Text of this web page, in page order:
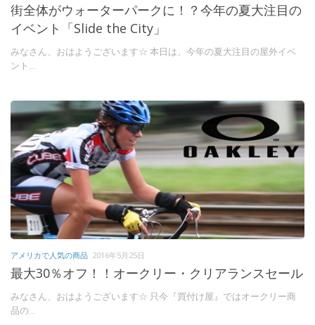
街全体がウォーターパークに！？今年の夏大注目の
イベント「Slide the City」
みなさん、おはようございます☆ 本日は、今年の夏大注目の屋外イベ
ント...
アメリカで人気の商品 2016年5月25日
最大30％オフ！！オークリー・クリアランスセール
みなさん、おはようございます☆ 只今『買付け屋』ではオークリー商
品の...